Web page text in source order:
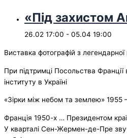
«Під захистом
26.02 17:00 - 05.04 19:00
Виставка фотографій з легендарної
При підтримці Посольства Франції
інституту в Україні
«Зірки між небом та землею» 1955
Франція 1950-х … Президентом
У кварталі Сен-Жермен-де-Пре